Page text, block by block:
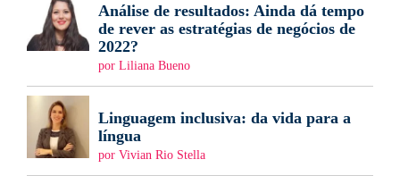
Análise de resultados: Ainda dá tempo
de rever as estratégias de negócios de
2022?
por Liliana Bueno
Linguagem inclusiva: da vida para a
língua
por Vivian Rio Stella